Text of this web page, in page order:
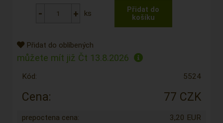
ks
Přidat do oblíbených
můžete mít již Čt 13.8.2026
Kód: 5524
Cena: 77 CZK
prepoctena cena:
3,20 EUR